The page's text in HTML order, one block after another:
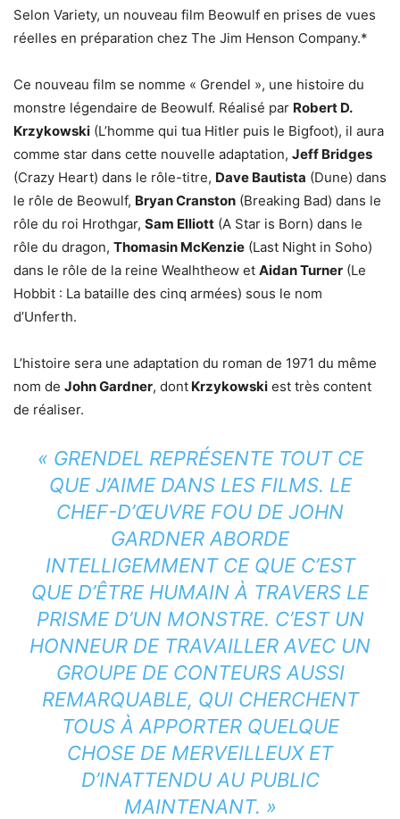
Selon Variety, un nouveau film Beowulf en prises de vues
réelles en préparation chez The Jim Henson Company.*
Ce nouveau film se nomme « Grendel », une histoire du
monstre légendaire de Beowulf. Réalisé par Robert D.
Krzykowski (L’homme qui tua Hitler puis le Bigfoot), il aura
comme star dans cette nouvelle adaptation, Jeff Bridges
(Crazy Heart) dans le rôle-titre, Dave Bautista (Dune) dans
le rôle de Beowulf, Bryan Cranston (Breaking Bad) dans le
rôle du roi Hrothgar, Sam Elliott (A Star is Born) dans le
rôle du dragon, Thomasin McKenzie (Last Night in Soho)
dans le rôle de la reine Wealhtheow et Aidan Turner (Le
Hobbit : La bataille des cinq armées) sous le nom
d’Unferth.
L’histoire sera une adaptation du roman de 1971 du même
nom de John Gardner, dont Krzykowski est très content
de réaliser.
« GRENDEL REPRÉSENTE TOUT CE
QUE J’AIME DANS LES FILMS. LE
CHEF-D’ŒUVRE FOU DE JOHN
GARDNER ABORDE
INTELLIGEMMENT CE QUE C’EST
QUE D’ÊTRE HUMAIN À TRAVERS LE
PRISME D’UN MONSTRE. C’EST UN
HONNEUR DE TRAVAILLER AVEC UN
GROUPE DE CONTEURS AUSSI
REMARQUABLE, QUI CHERCHENT
TOUS À APPORTER QUELQUE
CHOSE DE MERVEILLEUX ET
D’INATTENDU AU PUBLIC
MAINTENANT. »